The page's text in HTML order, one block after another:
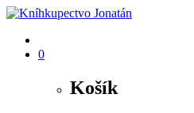
0
Košík